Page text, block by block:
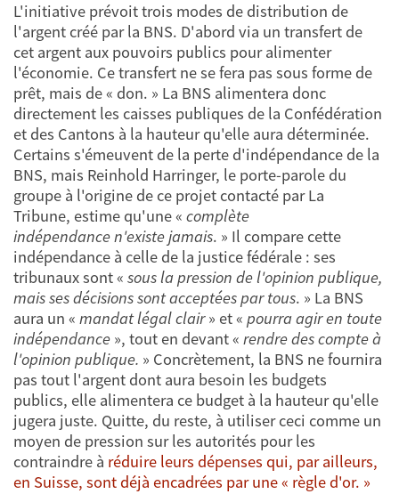
L'initiative prévoit trois modes de distribution de
l'argent créé par la BNS. D'abord via un transfert de
cet argent aux pouvoirs publics pour alimenter
l'économie. Ce transfert ne se fera pas sous forme de
prêt, mais de « don. » La BNS alimentera donc
directement les caisses publiques de la Confédération
et des Cantons à la hauteur qu'elle aura déterminée.
Certains s'émeuvent de la perte d'indépendance de la
BNS, mais Reinhold Harringer, le porte-parole du
groupe à l'origine de ce projet contacté par La
Tribune, estime qu'une « complète
indépendance n'existe jamais. » Il compare cette
indépendance à celle de la justice fédérale : ses
tribunaux sont « sous la pression de l'opinion publique,
mais ses décisions sont acceptées par tous. » La BNS
aura un « mandat légal clair» et « pourra agir en toute
indépendance », tout en devant « rendre des compte à
l'opinion publique. » Concrètement, la BNS ne fournira
pas tout l'argent dont aura besoin les budgets
publics, elle alimentera ce budget à la hauteur qu'elle
jugera juste. Quitte, du reste, à utiliser ceci comme un
moyen de pression sur les autorités pour les
contraindre à réduire leurs dépenses qui, par ailleurs,
en Suisse, sont déjà encadrées par une « règle d'or. »